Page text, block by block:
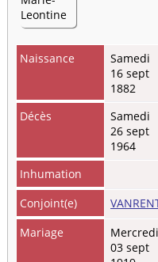
Naissance
Samedi
16 sept
1882
Décès
Samedi
26 sept
1964
Inhumation
Conjoint(e)
Mariage
Mercredi
03 sept